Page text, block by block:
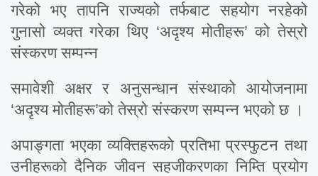
गरेको भए तापनि राज्यको तर्फबाट सहयोग नरहेको
गुनासो व्यक्त गरेका थिए ‘अदृश्य मोतीहरू’ को तेस्रो
संस्करण सम्पन्न
समावेशी अक्षर र अनुसन्धान संस्थाको आयोजनामा
‘अदृश्य मोतीहरू’को तेस्रो संस्करण सम्पन्न भएको छ ।
अपाङ्गता भएका व्यक्तिहरूको प्रतिभा प्रस्फुटन तथा
उनीहरूको दैनिक जीवन सहजीकरणका निम्ति प्रयोग